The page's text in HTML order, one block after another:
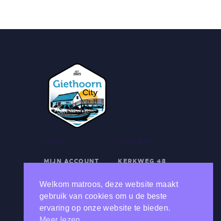
MIJN ACCOUNT
ERVAAR
GIETHOORN
VEELGESTELDE
VRAGEN
KERKWEG 48
GIETHOORN
06-43556801
06-50297318
INFO@GIETHOO
Welkom matroos, deze website maakt
gebruik van cookies om u de beste
ervaring op onze website te bieden.